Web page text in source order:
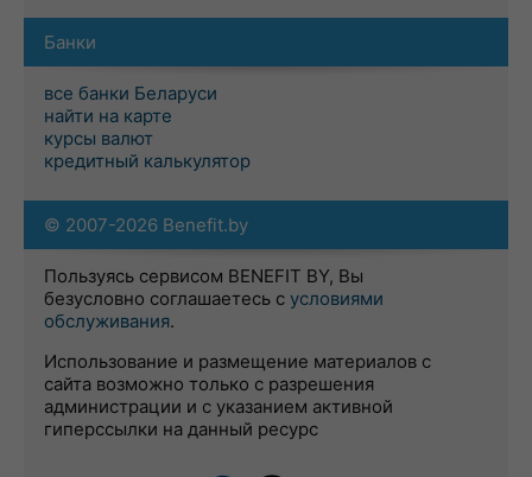
Банки
все банки Беларуси
найти на карте
курсы валют
кредитный калькулятор
© 2007-2026 Benefit.by
Пользуясь сервисом BENEFIT BY, Вы
безусловно соглашаетесь с условиями
обслуживания.
Использование и размещение материалов с
сайта возможно только с разрешения
администрации и с указанием активной
гиперссылки на данный ресурс